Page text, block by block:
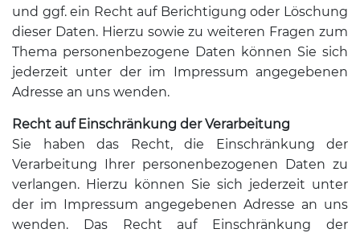
und ggf. ein Recht auf Berichtigung oder Löschung
dieser Daten. Hierzu sowie zu weiteren Fragen zum
Thema personenbezogene Daten können Sie sich
jederzeit unter der im Impressum angegebenen
Adresse an uns wenden.
Recht auf Einschränkung der Verarbeitung
Sie haben das Recht, die Einschränkung der
Verarbeitung Ihrer personenbezogenen Daten zu
verlangen. Hierzu können Sie sich jederzeit unter
der im Impressum angegebenen Adresse an uns
wenden. Das Recht auf Einschränkung der